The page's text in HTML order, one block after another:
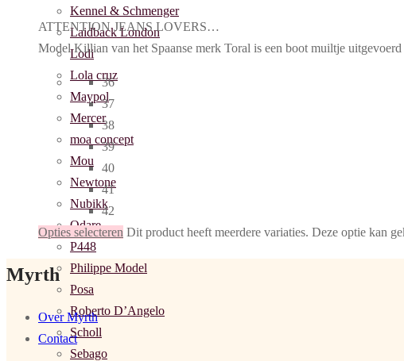
Kennel & Schmenger
Laidback London
Lodi
Lola cruz
Maypol
Mercer
moa concept
Mou
Newtone
Nubikk
Odare
P448
Philippe Model
Posa
Roberto D’Angelo
Scholl
Sebago
ATTENTION JEANS LOVERS…
Model Killian van het Spaanse merk Toral is een boot muiltje
36
37
38
39
40
41
42
Opties selecteren Dit product heeft meerdere variaties. Deze optie kan
Myrth
Over Myrth
Contact